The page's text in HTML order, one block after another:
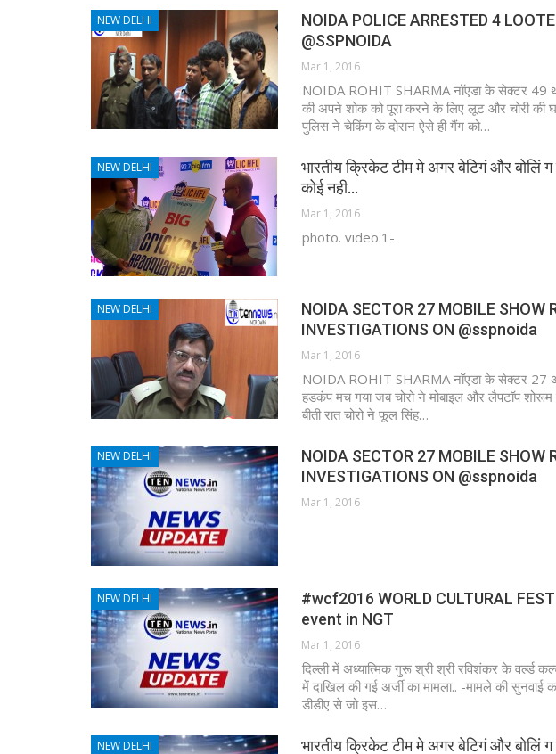
NEW DELHI
NOIDA POLICE ARRESTED 4
@SSPNOIDA
Mar 1, 2016
NOIDA ROHIT SHARMA नॉएडा के सेक्टर 49
की अपने शोक को पूरा करने के लिए लूट और चोरी की
पुलिस ने चेकिंग के दोरान ऐसे ही गैंग को…
NEW DELHI
भारतीय क्रिकेट टीम मे अगर बेटिगं और बोलिं
कोई नही…
Mar 1, 2016
photo. video.1-
NEW DELHI
NOIDA SECTOR 27 MOBILE SHOW
INVESTIGATIONS ON @sspnoida
Mar 1, 2016
NOIDA ROHIT SHARMA नॉएडा के सेक्टर 27
हडकंप मच गया जब चोरो ने मोबाइल और लैपटॉप शोरूम
बीती रात चोरो ने फूल सिंह…
NEW DELHI
NOIDA SECTOR 27 MOBILE SHOW
INVESTIGATIONS ON @sspnoida
Mar 1, 2016
NEW DELHI
#wcf2016 WORLD CULTURAL
event in NGT
Mar 1, 2016
दिल्ली में अध्यात्मिक गुरू श्री श्री रविशंकर के
में दाखिल की गई अर्जी का मामला.. -मामले की सुनवाई
डीडीए से जो इस…
NEW DELHI
भारतीय क्रिकेट टीम मे अगर बेटिगं और बोलिं